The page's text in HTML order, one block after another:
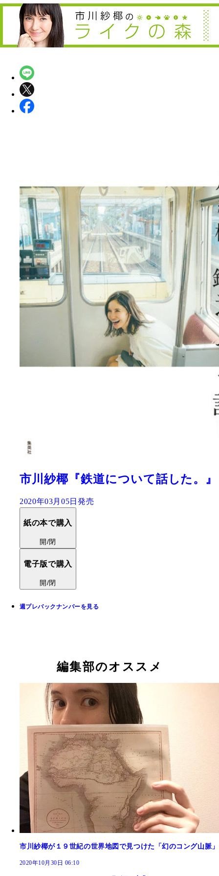
市川紗椰『鉄道について話した。』
2020年03月05日発売
紙の本で購入
開/閉
電子版で購入
開/閉
週プレバックナンバーを見る
編集部のオススメ
市川紗椰が１９世紀の世界地図で見つけた「幻のコング山脈」
2020年10月30日 06:10